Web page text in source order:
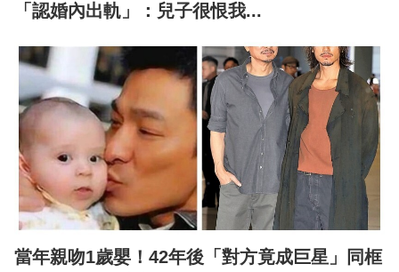
「認婚內出軌」：兒子很恨我...
當年親吻1歲嬰！42年後「對方竟成巨星」同框